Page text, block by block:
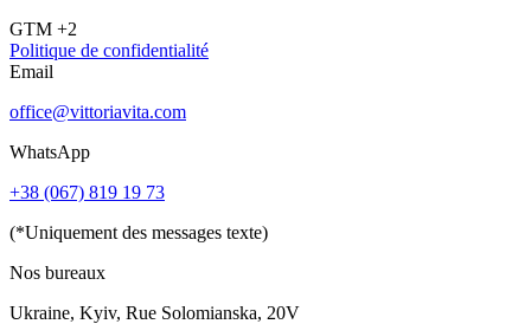
GTM +2
Politique de confidentialité
Email
office@vittoriavita.com
WhatsApp
+38 (067) 819 19 73
(*Uniquement des messages texte)
Nos bureaux
Ukraine, Kyiv, Rue Solomianska, 20V